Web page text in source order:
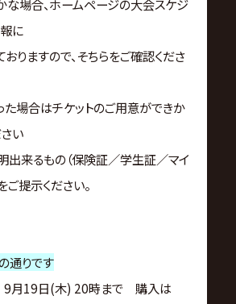
場合、ホームページの大会スケジ
に
りますので、そちらをご確認くださ
た場合はチケットのご用意ができか
い
出来るもの（保険証／学生証／マイ
ご提示ください。
通りです
日(木) 20時まで 購入は